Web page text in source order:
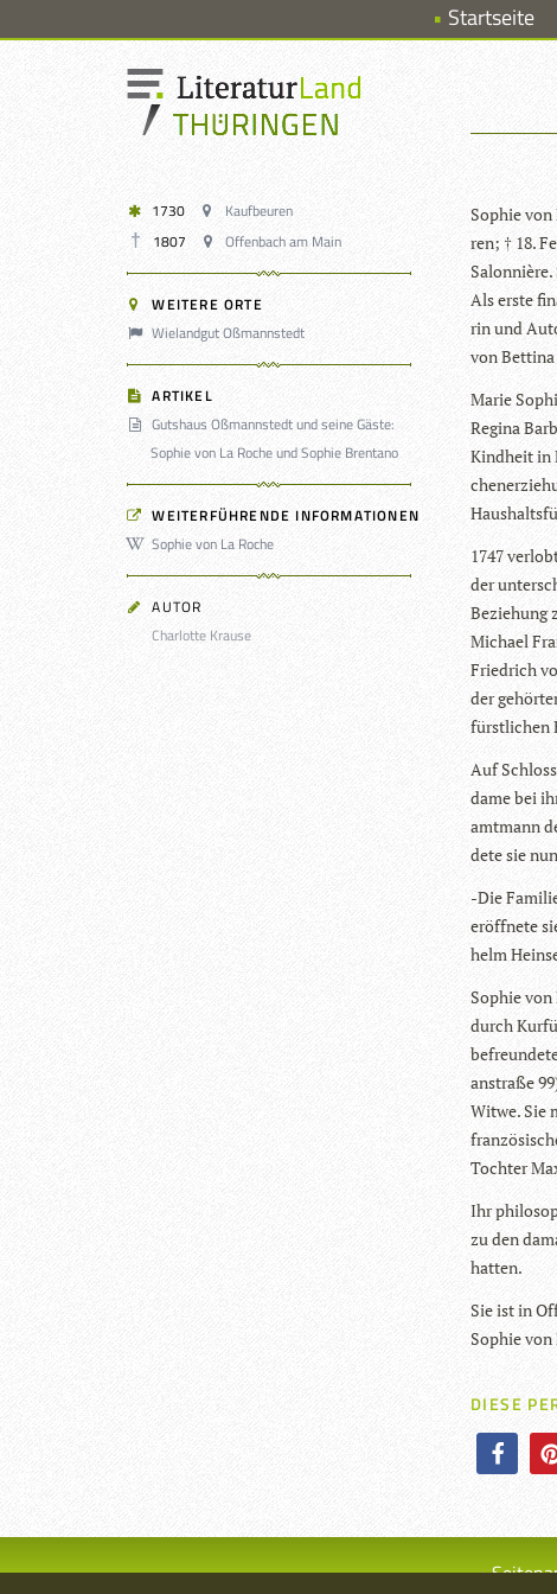
Startseite
1730
Kaufbeuren
1807
Offenbach am Main
WEITERE ORTE
Wielandgut Oßmannstedt
ARTIKEL
Gutshaus Oßmannstedt und seine Gäste:
Sophie von La Roche und Sophie Brentano
WEITERFÜHRENDE INFORMATIONEN
Sophie von La Roche
AUTOR
Charlotte Krause
Sophie von
ren; † 18.
Als erste
rin und
von
Marie
Regina
Kind­heit in
1747
der
Bezie­hung
Michael
Fried­rich
der
fürst­li­chen
Auf
dame bei
amt­mann
dete sie
-Die
eröff­nete
helm
Sophie
durch
an­straße
Witwe. Sie
Toch­ter
Ihr
zu den
hatten.
Sie ist in
Sophie von
DIESE